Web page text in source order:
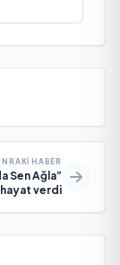
HABER
Sen Ağla”
hayat verdi